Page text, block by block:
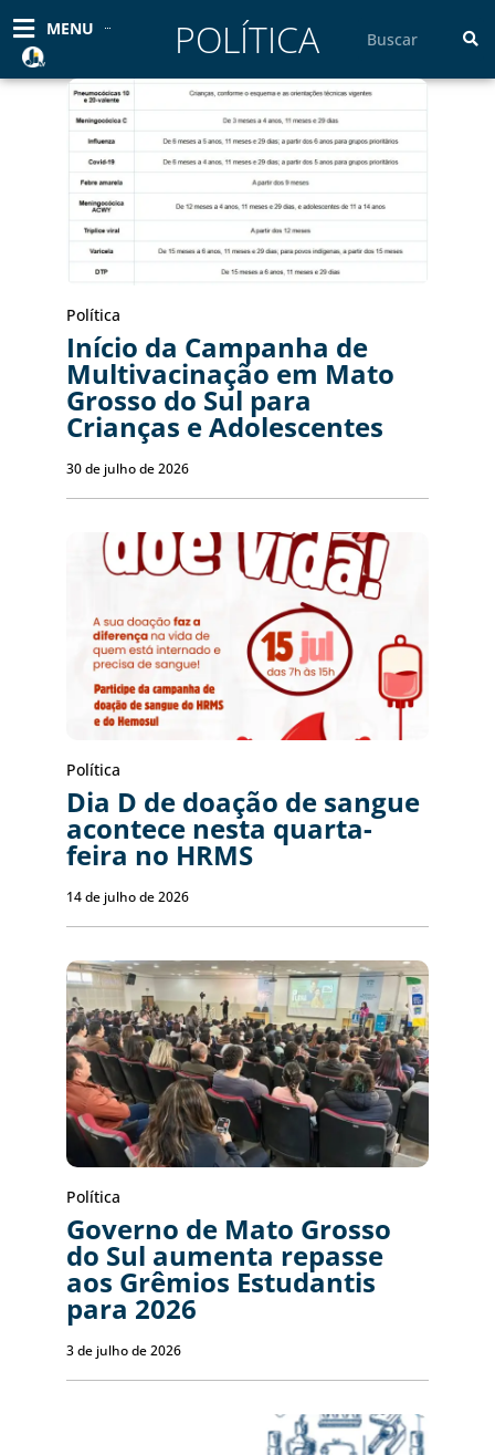
para
conteúdo
MENU POLÍTICA
Política
Início da Campanha de
Multivacinação em Mato
Grosso do Sul para
Crianças e Adolescentes
30 de julho de 2026
Política
Dia D de doação de sangue
acontece nesta quarta-
feira no HRMS
14 de julho de 2026
Política
Governo de Mato Grosso
do Sul aumenta repasse
aos Grêmios Estudantis
para 2026
3 de julho de 2026